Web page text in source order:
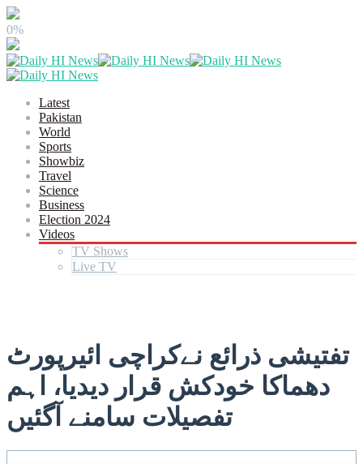
0%
Latest
Pakistan
World
Sports
Showbiz
Travel
Science
Business
Election 2024
Videos
TV Shows
Live TV
تفتیشی ذرائع نےکراچی ائیرپورٹ
دھماکا خودکش قرار دیدیا، اہم
تفصیلات سامنے آگئیں